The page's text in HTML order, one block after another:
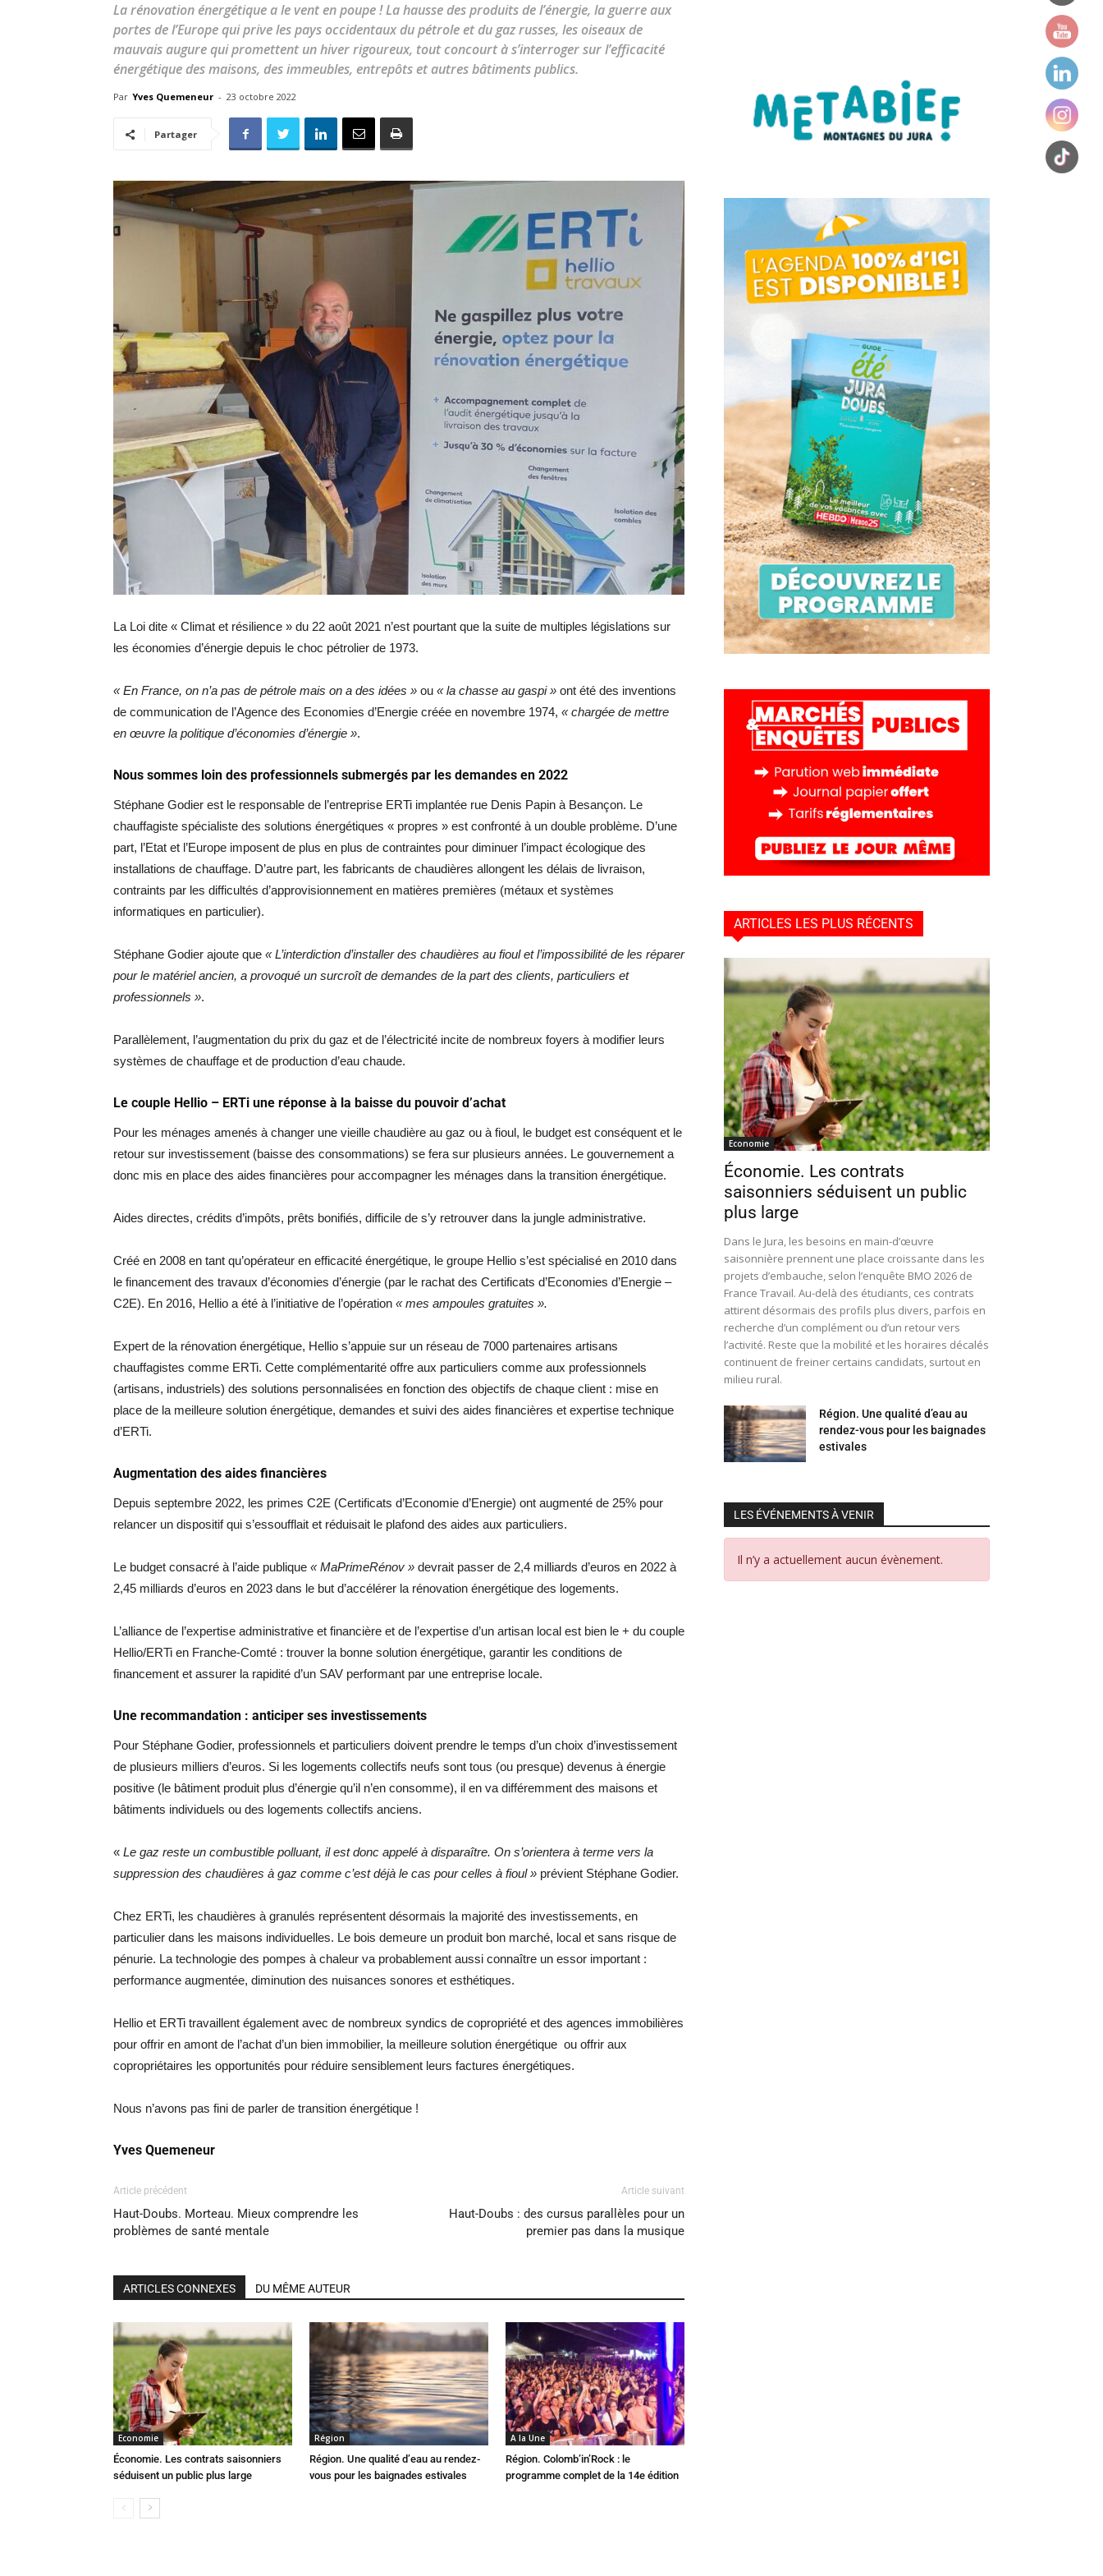
toute
locale
La rénovation énergétique a le vent en poupe ! La hausse des produits de l’énergie, la guerre aux
portes de l’Europe qui prive les pays occidentaux du pétrole et du gaz russes, les oiseaux de
mauvais augure qui promettent un hiver rigoureux, tout concourt à s’interroger sur l’efficacité
énergétique des maisons, des immeubles, entrepôts et autres bâtiments publics.
Par Yves Quemeneur - 23 octobre 2022
Partager
La Loi dite « Climat et résilience » du 22 août 2021 n’est pourtant que la suite de multiples législations sur
les économies d’énergie depuis le choc pétrolier de 1973.
« En France, on n’a pas de pétrole mais on a des idées » ou « la chasse au gaspi » ont été des inventions
de communication de l’Agence des Economies d’Energie créée en novembre 1974, « chargée de mettre
en œuvre la politique d’économies d’énergie ».
Nous sommes loin des professionnels submergés par les demandes en 2022
Stéphane Godier est le responsable de l’entreprise ERTi implantée rue Denis Papin à Besançon. Le
chauffagiste spécialiste des solutions énergétiques « propres » est confronté à un double problème. D’une
part, l’Etat et l’Europe imposent de plus en plus de contraintes pour diminuer l’impact écologique des
installations de chauffage. D’autre part, les fabricants de chaudières allongent les délais de livraison,
contraints par les difficultés d’approvisionnement en matières premières (métaux et systèmes
informatiques en particulier).
Stéphane Godier ajoute que « L’interdiction d’installer des chaudières au fioul et l’impossibilité de les réparer
pour le matériel ancien, a provoqué un surcroît de demandes de la part des clients, particuliers et
professionnels ».
Parallèlement, l’augmentation du prix du gaz et de l’électricité incite de nombreux foyers à modifier leurs
systèmes de chauffage et de production d’eau chaude.
Le couple Hellio – ERTi une réponse à la baisse du pouvoir d’achat
Pour les ménages amenés à changer une vieille chaudière au gaz ou à fioul, le budget est conséquent et le
retour sur investissement (baisse des consommations) se fera sur plusieurs années. Le gouvernement a
donc mis en place des aides financières pour accompagner les ménages dans la transition énergétique.
Aides directes, crédits d’impôts, prêts bonifiés, difficile de s’y retrouver dans la jungle administrative.
Créé en 2008 en tant qu’opérateur en efficacité énergétique, le groupe Hellio s’est spécialisé en 2010 dans
le financement des travaux d’économies d’énergie (par le rachat des Certificats d’Economies d’Energie –
C2E). En 2016, Hellio a été à l’initiative de l’opération « mes ampoules gratuites ».
Expert de la rénovation énergétique, Hellio s’appuie sur un réseau de 7000 partenaires artisans
chauffagistes comme ERTi. Cette complémentarité offre aux particuliers comme aux professionnels
(artisans, industriels) des solutions personnalisées en fonction des objectifs de chaque client : mise en
place de la meilleure solution énergétique, demandes et suivi des aides financières et expertise technique
d’ERTi.
Augmentation des aides financières
Depuis septembre 2022, les primes C2E (Certificats d’Economie d’Energie) ont augmenté de 25% pour
relancer un dispositif qui s’essoufflait et réduisait le plafond des aides aux particuliers.
Le budget consacré à l’aide publique « MaPrimeRénov » devrait passer de 2,4 milliards d’euros en 2022 à
2,45 milliards d’euros en 2023 dans le but d’accélérer la rénovation énergétique des logements.
L’alliance de l’expertise administrative et financière et de l’expertise d’un artisan local est bien le + du couple
Hellio/ERTi en Franche-Comté : trouver la bonne solution énergétique, garantir les conditions de
financement et assurer la rapidité d’un SAV performant par une entreprise locale.
Une recommandation : anticiper ses investissements
Pour Stéphane Godier, professionnels et particuliers doivent prendre le temps d’un choix d’investissement
de plusieurs milliers d’euros. Si les logements collectifs neufs sont tous (ou presque) devenus à énergie
positive (le bâtiment produit plus d’énergie qu’il n’en consomme), il en va différemment des maisons et
bâtiments individuels ou des logements collectifs anciens.
« Le gaz reste un combustible polluant, il est donc appelé à disparaître. On s’orientera à terme vers la
suppression des chaudières à gaz comme c’est déjà le cas pour celles à fioul » prévient Stéphane Godier.
Chez ERTi, les chaudières à granulés représentent désormais la majorité des investissements, en
particulier dans les maisons individuelles. Le bois demeure un produit bon marché, local et sans risque de
pénurie. La technologie des pompes à chaleur va probablement aussi connaître un essor important :
performance augmentée, diminution des nuisances sonores et esthétiques.
Hellio et ERTi travaillent également avec de nombreux syndics de copropriété et des agences immobilières
pour offrir en amont de l’achat d’un bien immobilier, la meilleure solution énergétique ou offrir aux
copropriétaires les opportunités pour réduire sensiblement leurs factures énergétiques.
Nous n’avons pas fini de parler de transition énergétique !
Yves Quemeneur
Article précédent
Haut-Doubs. Morteau. Mieux comprendre les
problèmes de santé mentale
Article suivant
Haut-Doubs : des cursus parallèles pour un
premier pas dans la musique
ARTICLES CONNEXES DU MÊME AUTEUR
Economie
Économie. Les contrats saisonniers
séduisent un public plus large
Région
Région. Une qualité d’eau au rendez-
vous pour les baignades estivales
A la Une
Région. Colomb’in’Rock : le
programme complet de la 14e édition
ARTICLES LES PLUS RÉCENTS
Economie
Économie. Les contrats
saisonniers séduisent un public
plus large
Dans le Jura, les besoins en main-d’œuvre
saisonnière prennent une place croissante dans les
projets d’embauche, selon l’enquête BMO 2026 de
France Travail. Au-delà des étudiants, ces contrats
attirent désormais des profils plus divers, parfois en
recherche d’un complément ou d’un retour vers
l’activité. Reste que la mobilité et les horaires décalés
continuent de freiner certains candidats, surtout en
milieu rural.
Région. Une qualité d’eau au
rendez-vous pour les baignades
estivales
LES ÉVÉNEMENTS À VENIR
Il n’y a actuellement aucun évènement.